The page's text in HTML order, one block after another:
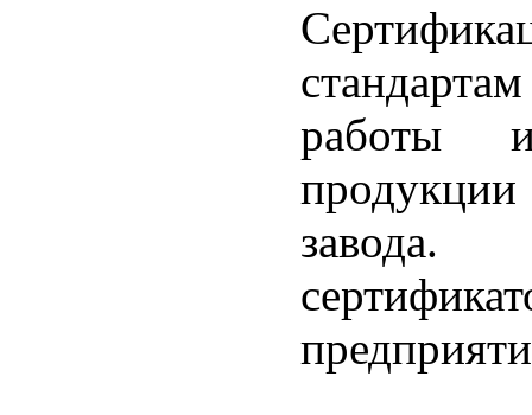
работы
продукции
завода.